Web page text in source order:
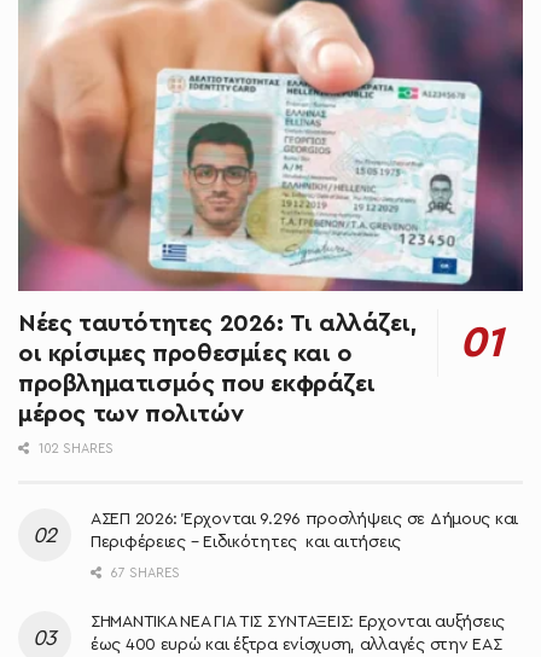
Νέες ταυτότητες 2026: Τι αλλάζει,
οι κρίσιμες προθεσμίες και ο
προβληματισμός που εκφράζει
μέρος των πολιτών
102 SHARES
ΑΣΕΠ 2026: Έρχονται 9.296 προσλήψεις σε Δήμους και
Περιφέρειες – Ειδικότητες και αιτήσεις
67 SHARES
ΣΗΜΑΝΤΙΚΑ ΝΕΑ ΓΙΑ ΤΙΣ ΣΥΝΤΑΞΕΙΣ: Έρχονται αυξήσεις
έως 400 ευρώ και έξτρα ενίσχυση, αλλαγές στην ΕΑΣ